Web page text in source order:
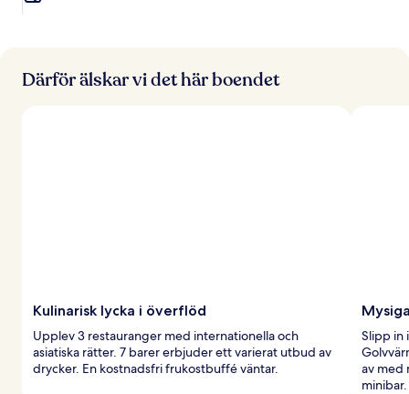
Därför älskar vi det här boendet
Kulinarisk lycka i överflöd
Upplev 3 restauranger med internationella och
asiatiska rätter. 7 barer erbjuder ett varierat utbud av
drycker. En kostnadsfri frukostbuffé väntar.
Slipp in
av med
minibar.